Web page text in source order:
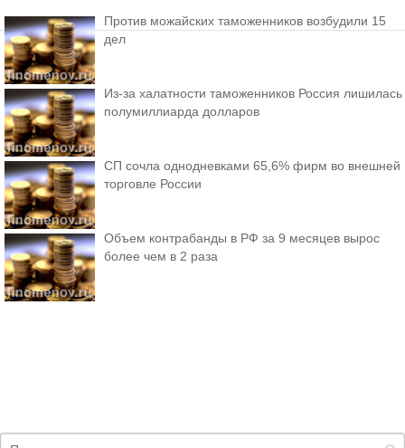
Против можайских таможенников возбудили 15
дел
Из-за халатности таможенников Россия лишилась
полумиллиарда долларов
СП сочла однодневками 65,6% фирм во внешней
торговле России
Объем контрабанды в РФ за 9 месяцев вырос
более чем в 2 раза